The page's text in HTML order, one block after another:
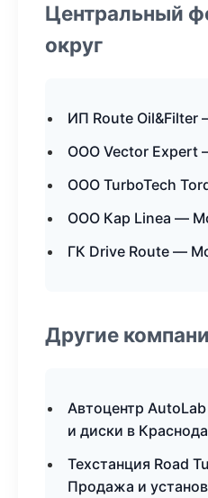
Центральный
округ
ИП Route
ООО Vector Expert
ООО TurboTech
ООО Кар Linea —
ГК Drive Route —
Другие
Автоцентр
и диски в
Техстанция Road
Продажа и